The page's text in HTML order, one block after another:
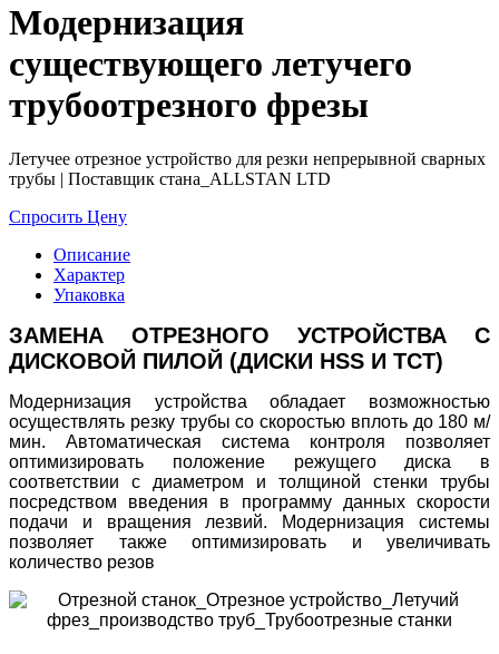
Модернизация
существующего летучего
трубоотрезного фрезы
Летучее отрезное устройство для резки непрерывной сварных
трубы | Поставщик стана_АLLSTAN LTD
Спросить Цену
Описание
Характер
Упаковка
ЗАМЕНА ОТРЕЗНОГО УСТРОЙСТВА С
ДИСКОВОЙ ПИЛОЙ (ДИСКИ HSS И TCT)
Модернизация устройства обладает возможностью
осуществлять резку трубы со скоростью вплоть до 180 м/
мин. Автоматическая система контроля позволяет
оптимизировать положение режущего диска в
соответствии с диаметром и толщиной стенки трубы
посредством введения в программу данных скорости
подачи и вращения лезвий. Модернизация системы
позволяет также оптимизировать и увеличивать
количество резов